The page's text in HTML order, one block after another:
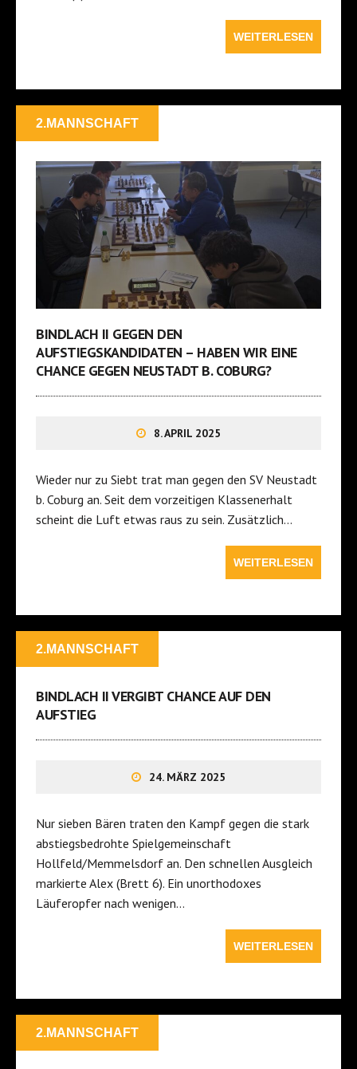
WEITERLESEN
2.MANNSCHAFT
BINDLACH II GEGEN DEN
AUFSTIEGSKANDIDATEN – HABEN WIR EINE
CHANCE GEGEN NEUSTADT B. COBURG?
8. APRIL 2025
Wieder nur zu Siebt trat man gegen den SV Neustadt
b. Coburg an. Seit dem vorzeitigen Klassenerhalt
scheint die Luft etwas raus zu sein. Zusätzlich…
WEITERLESEN
2.MANNSCHAFT
BINDLACH II VERGIBT CHANCE AUF DEN
AUFSTIEG
24. MÄRZ 2025
Nur sieben Bären traten den Kampf gegen die stark
abstiegsbedrohte Spielgemeinschaft
Hollfeld/Memmelsdorf an. Den schnellen Ausgleich
markierte Alex (Brett 6). Ein unorthodoxes
Läuferopfer nach wenigen…
WEITERLESEN
2.MANNSCHAFT